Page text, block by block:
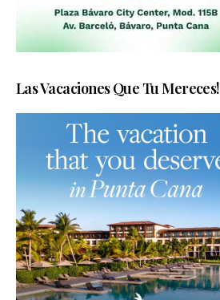
Las Vacaciones Que Tu Mereces!